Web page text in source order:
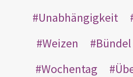
Unabhängigkeit
Weizen
Bündel
Wochentag